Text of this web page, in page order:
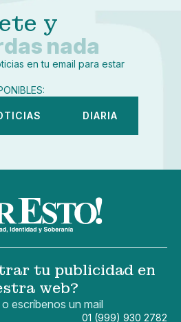
y
nada
en tu email para estar
DIARIA
tu publicidad en
web?
escríbenos un mail
01 (999) 930 2782